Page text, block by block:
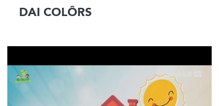
DAI COLÔRS